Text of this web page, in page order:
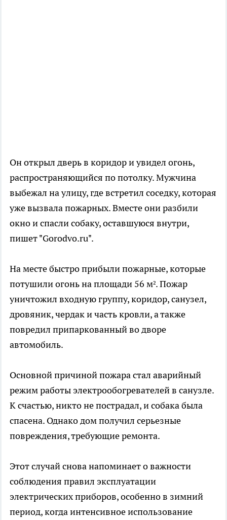
Он открыл дверь в коридор и увидел огонь,
распространяющийся по потолку. Мужчина
выбежал на улицу, где встретил соседку, которая
уже вызвала пожарных. Вместе они разбили
окно и спасли собаку, оставшуюся внутри,
пишет "Gorodvo.ru".
На месте быстро прибыли пожарные, которые
потушили огонь на площади 56 м². Пожар
уничтожил входную группу, коридор, санузел,
дровяник, чердак и часть кровли, а также
повредил припаркованный во дворе
автомобиль.
Основной причиной пожара стал аварийный
режим работы электрообогревателей в санузле.
К счастью, никто не пострадал, и собака была
спасена. Однако дом получил серьезные
повреждения, требующие ремонта.
Этот случай снова напоминает о важности
соблюдения правил эксплуатации
электрических приборов, особенно в зимний
период, когда интенсивное использование